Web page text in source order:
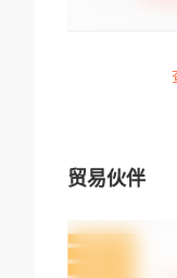
贸易伙伴